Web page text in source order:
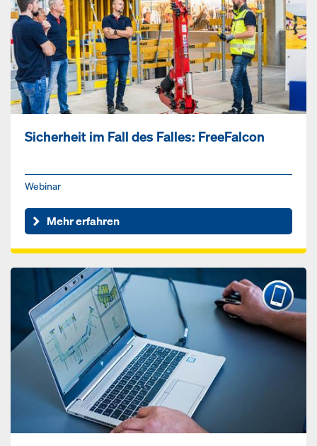
Sicherheit im Fall des Falles: FreeFalcon
Webinar
Mehr erfahren